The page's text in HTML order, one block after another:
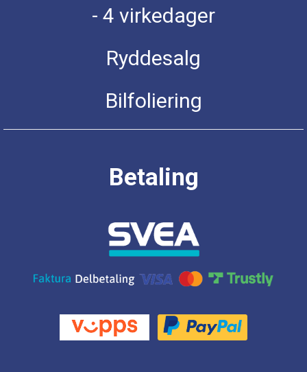
- 4 virkedager
Ryddesalg
Bilfoliering
Betaling